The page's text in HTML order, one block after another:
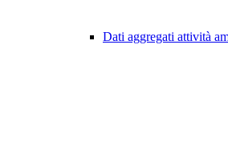
Dati aggregati attività